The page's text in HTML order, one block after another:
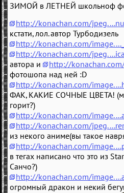
ЗИМОЙ в ЛЕТНЕЙ школьноф
http://konachan.com/
кстати, лол. автор Турбодизель
http://konachan.com/
http://konachan.com/
автора и
http://
фотошопа над ней :D
http://konachan.com/
ФАК, КАКИЕ СОЧНЫЕ ЦВЕТА!
горит?)
http://konachan.com/
http://konachan.com/
из некого аниме(вы такое
http://konachan.com/
в тегах написано что это из
Санчо?)
http://konachan.com/
огромный дракон и некий